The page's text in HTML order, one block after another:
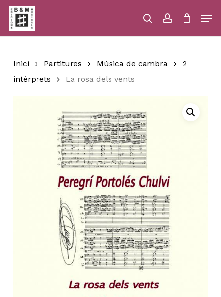
Skip
main
content
searchaccount
Close
Inici Partitures Música de cambra
2
intèrprets
La rosa dels vents
Menu